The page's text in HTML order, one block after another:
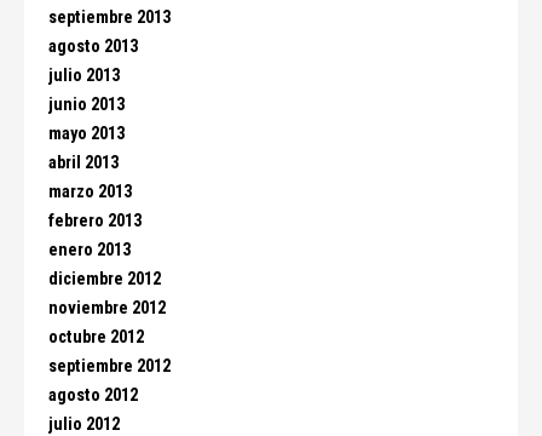
septiembre 2013
agosto 2013
julio 2013
junio 2013
mayo 2013
abril 2013
marzo 2013
febrero 2013
enero 2013
diciembre 2012
noviembre 2012
octubre 2012
septiembre 2012
agosto 2012
julio 2012